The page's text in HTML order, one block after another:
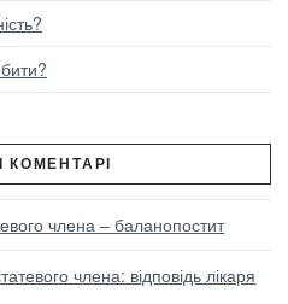
КОМЕНТАРІ
члена – баланопостит
члена: відповідь лікаря